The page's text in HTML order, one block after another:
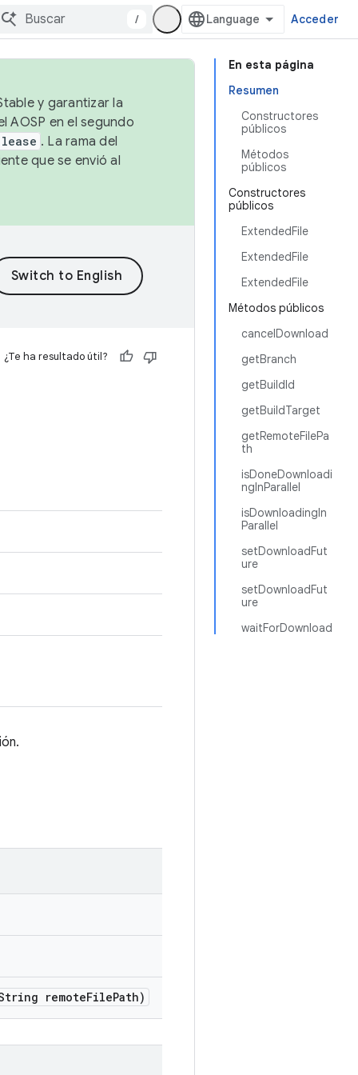
/ Acceder
En esta página
Resumen
Constructores
públicos
Métodos
públicos
Constructores
públicos
ExtendedFile
ExtendedFile
ExtendedFile
Métodos públicos
cancelDownload
getBranch
getBuildId
getBuildTarget
getRemoteFilePa
th
isDoneDownloadi
ngInParallel
isDownloadingIn
Parallel
setDownloadFut
ure
setDownloadFut
ure
waitForDownload
y garantizar la
AOSP en el segundo
. La rama del
que se envió al
¿Te ha resultado útil?
remoteFilePath)